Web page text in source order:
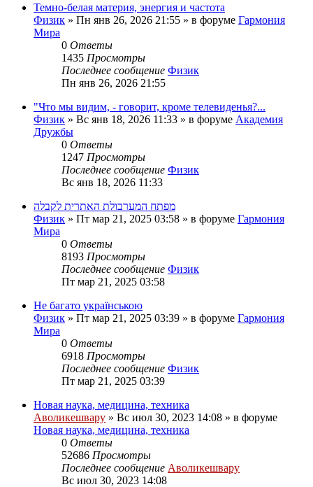
Темно-белая материя, энергия и частота
Физик » Пн янв 26, 2026 21:55 » в форуме Гармония
Мира
0 Ответы
1435 Просмотры
Последнее сообщение Физик
Пн янв 26, 2026 21:55
"Что мы видим, - говорит, кроме телевиденья?...
Физик » Вс янв 18, 2026 11:33 » в форуме Академия
Дружбы
0 Ответы
1247 Просмотры
Последнее сообщение Физик
Вс янв 18, 2026 11:33
מפתח המערבולת האתרית לקבלה
Физик » Пт мар 21, 2025 03:58 » в форуме Гармония
Мира
0 Ответы
8193 Просмотры
Последнее сообщение Физик
Пт мар 21, 2025 03:58
Не багато українською
Физик » Пт мар 21, 2025 03:39 » в форуме Гармония
Мира
0 Ответы
6918 Просмотры
Последнее сообщение Физик
Пт мар 21, 2025 03:39
Новая наука, медицина, техника
Аволикешвару » Вс июл 30, 2023 14:08 » в форуме
Новая наука, медицина, техника
0 Ответы
52686 Просмотры
Последнее сообщение Аволикешвару
Вс июл 30, 2023 14:08